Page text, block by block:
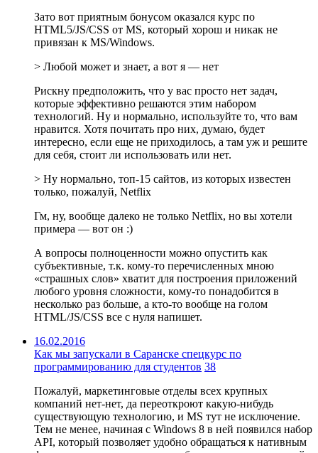
Зато вот приятным бонусом оказался курс по
HTML5/JS/CSS от MS, который хорош и никак не
привязан к MS/Windows.
> Любой может и знает, а вот я — нет
Рискну предположить, что у вас просто нет задач,
которые эффективно решаются этим набором
технологий. Ну и нормально, используйте то, что вам
нравится. Хотя почитать про них, думаю, будет
интересно, если еще не приходилось, а там уж и решите
для себя, стоит ли использовать или нет.
> Ну нормально, топ-15 сайтов, из которых известен
только, пожалуй, Netflix
Гм, ну, вообще далеко не только Netflix, но вы хотели
примера — вот он :)
А вопросы полноценности можно опустить как
субъективные, т.к. кому-то перечисленных мною
«страшных слов» хватит для построения приложений
любого уровня сложности, кому-то понадобится в
несколько раз больше, а кто-то вообще на голом
HTML/JS/CSS все с нуля напишет.
16.02.2016
Как мы запускали в Саранске спецкурс по
программированию для студентов 38
Пожалуй, маркетинговые отделы всех крупных
компаний нет-нет, да переоткроют какую-нибудь
существующую технологию, и MS тут не исключение.
Тем не менее, начиная с Windows 8 в ней появился набор
API, который позволяет удобно обращаться к нативным